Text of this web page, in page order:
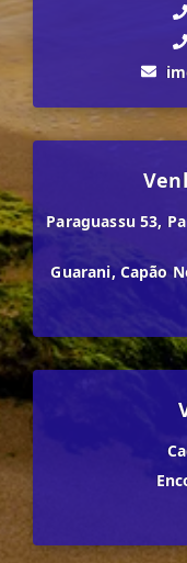
Paraguassu 53,
Guarani, Capão